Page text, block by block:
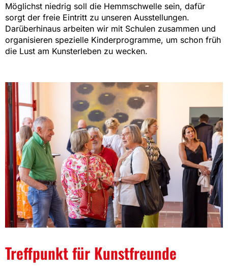
Möglichst niedrig soll die Hemmschwelle sein, dafür
sorgt der freie Eintritt zu unseren Ausstellungen.
Darüberhinaus arbeiten wir mit Schulen zusammen und
organisieren spezielle Kinderprogramme, um schon früh
die Lust am Kunsterleben zu wecken.
Treffpunkt für Kunstfreunde